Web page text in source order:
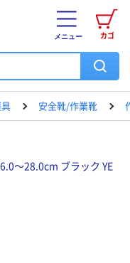
カゴ
メニュー
安全靴/作業靴
～28.0cm ブラック YE